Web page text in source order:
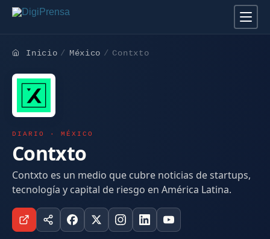
Inicio México Contxto
DIARIO · MÉXICO
Contxto
Contxto es un medio que cubre noticias de startups,
tecnología y capital de riesgo en América Latina.